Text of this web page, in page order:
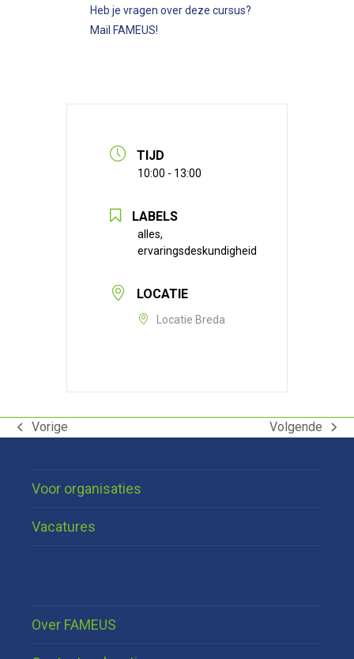
Heb je vragen over deze cursus?
Mail FAMEUS!
TIJD
10:00 - 13:00
LABELS
alles,
ervaringsdeskundigheid
LOCATIE
Locatie Breda
previous
Vorige
next
Volgende
Voor organisaties
Vacatures
Over FAMEUS